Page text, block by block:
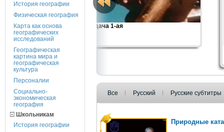
История географии
Физическая география
Карта как основа
географических
исследований
Географическая
картина мира и
географическая
культура
Персоналии
Социально-
экономическая
география
Школьникам
История географии
Передача 1-ая
Все Русский Русские субтитры
Природные